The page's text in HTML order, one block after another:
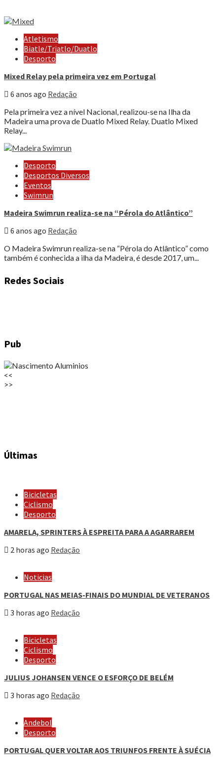
Atletismo
Biatle/Triatlo/Duatlo
Desporto
Mixed Relay pela primeira vez em Portugal
6 anos ago Redação
Pela primeira vez a nível Nacional, realizou-se na Ilha da
Madeira uma prova de Duatlo Mixed Relay. Duatlo Mixed
Relay...
Desporto
Desportos Diversos
Eventos
Swimrun
Madeira Swimrun realiza-se na “Pérola do Atlântico”
6 anos ago Redação
O Madeira Swimrun realiza-se na “Pérola do Atlântico” como
também é conhecida a ilha da Madeira, é desde 2017, um...
Redes Sociais
Pub
<<
>>
Últimas
Bicicletas
Ciclismo
Desporto
AMARELA, SPRINTERS À ESPREITA PARA A AGARRAREM
2 horas ago Redação
Noticias
PORTUGAL NAS MEIAS-FINAIS DO MUNDIAL DE VETERANOS
3 horas ago Redação
Bicicletas
Ciclismo
Desporto
JULIUS JOHANSEN VENCE O ESFORÇO DE BELÉM
3 horas ago Redação
Andebol
Desporto
PORTUGAL QUER VOLTAR AOS TRIUNFOS FRENTE À SUÉCIA